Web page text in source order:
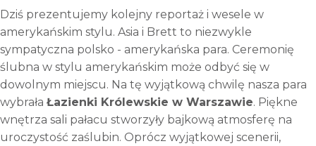
Dziś prezentujemy kolejny reportaż i wesele w
amerykańskim stylu. Asia i Brett to niezwykle
sympatyczna polsko - amerykańska para. Ceremonię
ślubna w stylu amerykańskim może odbyć się w
dowolnym miejscu. Na tę wyjątkową chwilę nasza para
wybrała Łazienki Królewskie w Warszawie. Piękne
wnętrza sali pałacu stworzyły bajkową atmosferę na
uroczystość zaślubin. Oprócz wyjątkowej scenerii,